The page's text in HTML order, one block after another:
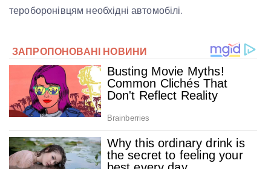
тероборонівцям необхідні автомобілі.